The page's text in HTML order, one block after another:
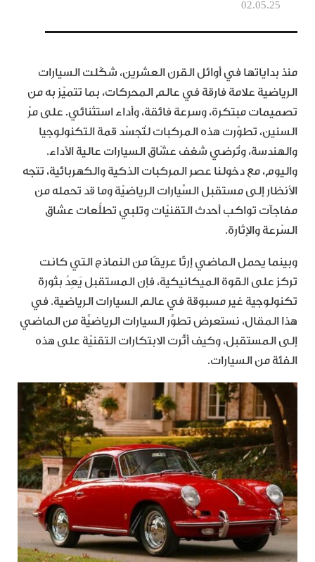
02.05.25
منذ بداياتها في أوائل القرن العشرين، شكّلت السيارات
الرياضية علامة فارقة في عالم المحركات، بما تتميّز به من
تصميمات مبتكرة، وسرعة فائقة، وأداء استثنائي. على مرّ
السنين، تطوّرت هذه المركبات لتُجسّد قمة التكنولوجيا
والهندسة، وتُرضي شغف عشّاق السيارات عالية الأداء.
واليوم، مع دخولنا عصر المركبات الذكية والكهربائية، تتجه
الأنظار إلى مستقبل السَّيارات الرياضيّة وما قد تحمله من
مفاجآت تواكب أحدث التقنيّات وتلبي تطلُّعات عشاق
السّرعة والإثارة.
وبينما يحمل الماضي إرثًا عريقًا من النماذج التي كانت
تركز على القوة الميكانيكية، فإن المستقبل يَعِدُ بثورة
تكنولوجية غير مسبوقة في عالم السيارات الرياضية. في
هذا المقال، نستعرض تطوَّر السيارات الرياضيَّة من الماضي
إلى المستقبل، وكيف أثَّرت الابتكارات التقنيّة على هذه
الفئة من السيارات.